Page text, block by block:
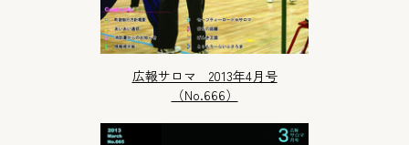
広報サロマ 2013年4月号
（No.666）